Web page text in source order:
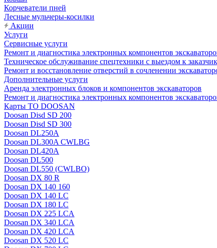
Корчеватели пней
Лесные мульчеры-косилки
Акции
Услуги
Сервисные услуги
Ремонт и диагностика электронных компонентов
Техническое обслуживание спецтехники с выездом к
Ремонт и восстановление отверстий в сочленении
Дополнительные услуги
Аренда электронных блоков и компонентов экскаваторов
Ремонт и диагностика электронных компонентов
Карты ТО DOOSAN
Doosan Disd SD 200
Doosan Disd SD 300
Doosan DL250A
Doosan DL300A CWLBG
Doosan DL420A
Doosan DL500
Doosan DL550 (CWLBO)
Doosan DX 80 R
Doosan DX 140 160
Doosan DX 140 LC
Doosan DX 180 LC
Doosan DX 225 LCA
Doosan DX 340 LCA
Doosan DX 420 LCA
Doosan DX 520 LC